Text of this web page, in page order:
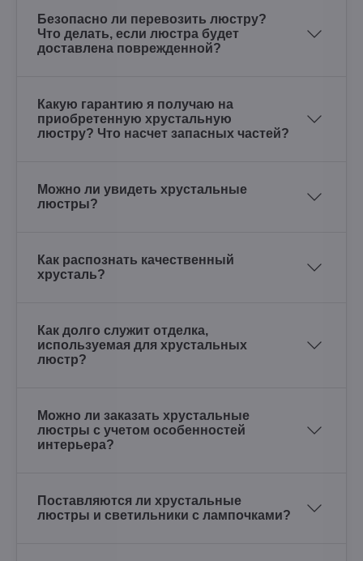
Безопасно ли перевозить люстру?
Что делать, если люстра будет
доставлена поврежденной?
Какую гарантию я получаю на
приобретенную хрустальную
люстру? Что насчет запасных частей?
Можно ли увидеть хрустальные
люстры?
Как распознать качественный
хрусталь?
Как долго служит отделка,
используемая для хрустальных
люстр?
Можно ли заказать хрустальные
люстры с учетом особенностей
интерьера?
Поставляются ли хрустальные
люстры и светильники с лампочками?